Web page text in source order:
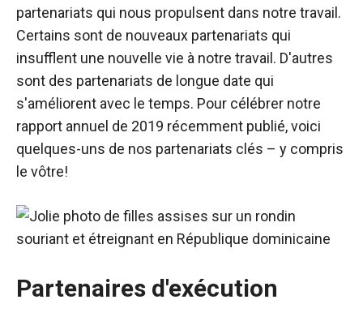
partenariats qui nous propulsent dans notre travail.
Certains sont de nouveaux partenariats qui
insufflent une nouvelle vie à notre travail. D'autres
sont des partenariats de longue date qui
s'améliorent avec le temps. Pour célébrer notre
rapport annuel de 2019 récemment publié, voici
quelques-uns de nos partenariats clés – y compris
le vôtre!
Partenaires d'exécution